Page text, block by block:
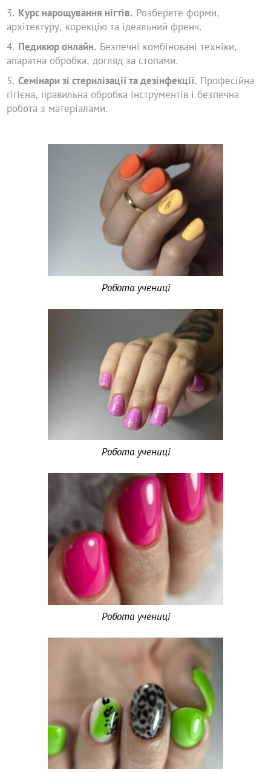
Курс нарощування нігтів. Розберете форми,
архітектуру, корекцію та ідеальний френч.
Педикюр онлайн. Безпечні комбіновані техніки,
апаратна обробка, догляд за стопами.
Семінари зі стерилізації та дезінфекції. Професійна
гігієна, правильна обробка інструментів і безпечна
робота з матеріалами.
Робота учениці
Робота учениці
Робота учениці